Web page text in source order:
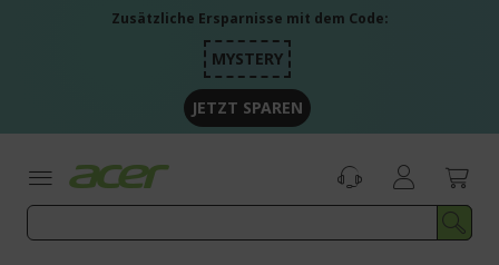
Zusätzliche Ersparnisse mit dem Code:
MYSTERY
JETZT SPAREN